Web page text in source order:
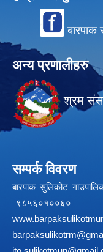
अन्य प्रणालीहरु
श्रम
सम्पर्क विवरण
बारपाक सुलिकोट